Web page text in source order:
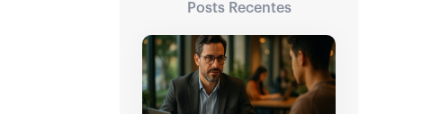
Posts Recentes